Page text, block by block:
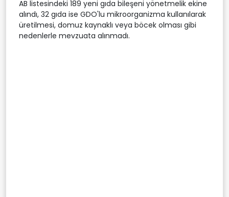
AB listesindeki 189 yeni gıda bileşeni yönetmelik ekine
alındı, 32 gıda ise GDO'lu mikroorganizma kullanılarak
üretilmesi, domuz kaynaklı veya böcek olması gibi
nedenlerle mevzuata alınmadı.